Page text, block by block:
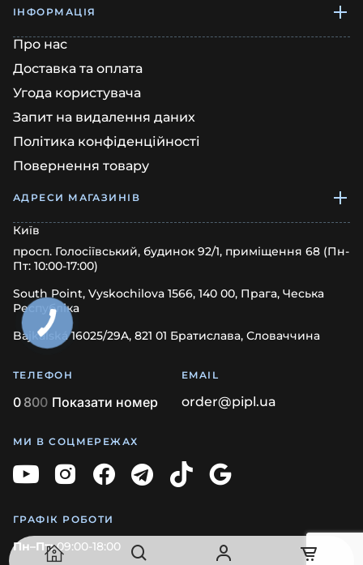
ІНФОРМАЦІЯ
Про нас
Доставка та оплата
Угода користувача
Запит на видалення даних
Політика конфіденційності
Повернення товару
АДРЕСИ МАГАЗИНІВ
Київ
просп. Голосіївський, будинок 92/1, приміщення 68 (Пн-
Пт: 10:00-17:00)
South Point, Vyskochilova 1566, 140 00, Прага, Чеська
Республіка
Bajkalská 16025/29A, 821 01 Братислава, Словаччина
ТЕЛЕФОН
0 800 Показати номер
EMAIL
order@pipl.ua
МИ В СОЦМЕРЕЖАХ
ГРАФІК РОБОТИ
Пн–Пт:09:00-18:00